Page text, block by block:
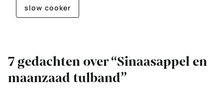
slow cooker
7 gedachten over “Sinaasappel en
maanzaad tulband”